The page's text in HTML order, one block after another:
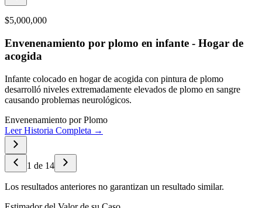
$5,000,000
Envenenamiento por plomo en infante - Hogar de
acogida
Infante colocado en hogar de acogida con pintura de plomo
desarrolló niveles extremadamente elevados de plomo en sangre
causando problemas neurológicos.
Envenenamiento por Plomo
Leer Historia Completa →
1 de 14
Los resultados anteriores no garantizan un resultado similar.